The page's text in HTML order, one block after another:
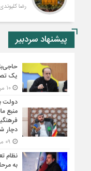
رضا کلیوندی
پیشنهاد سردبیر
یک
10 مرداد 1405 - 9:26
دولت
منبع
دچار
نظام
به